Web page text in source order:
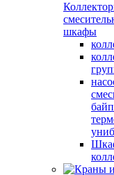
шкафы